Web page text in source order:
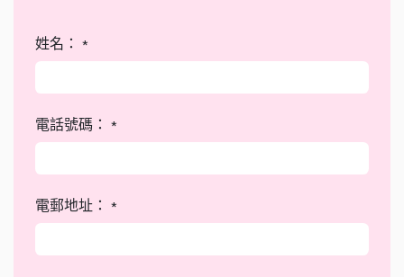
姓名： *
電話號碼： *
電郵地址： *